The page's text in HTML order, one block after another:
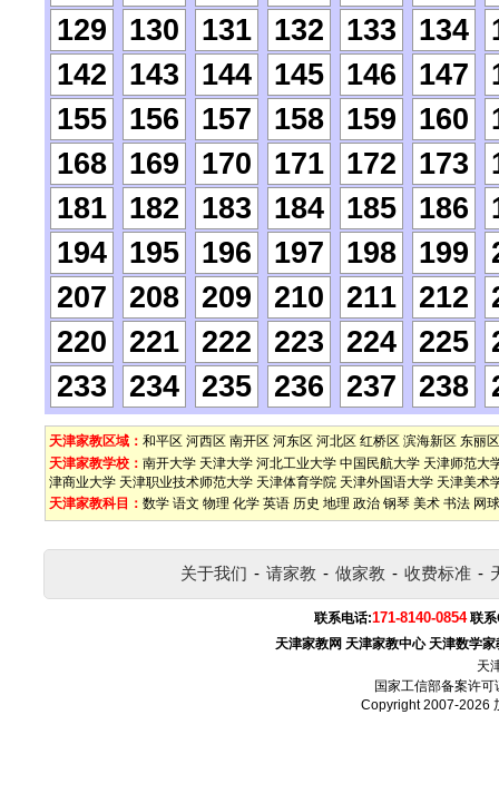
129
130 131 132 133 134
142
143 144 145 146 147
155
156 157 158 159 160
168
169 170 171 172 173
181
182 183 184 185 186
194
195 196 197 198 199
207
208 209 210 211 212
220
221 222 223 224 225
233
234 235 236 237 238
天津家教区域： 和平区 河西区 南开区 河东区 河北区 红桥区 滨海新区 东丽区
天津家教学校： 南开大学 天津大学 河北工业大学 中国民航大学 天津师范大
津商业大学 天津职业技术师范大学 天津体育学院 天津外国语大学 天津美术
天津家教科目： 数学 语文 物理 化学 英语 历史 地理 政治 钢琴 美术 书法 网球
关于我们 - 请家教 - 做家教 - 收费标准 -
联系电话:171-8140-0854 联
天津家教网 天津家教中心 天津数学家
天
国家工信部备案许可
Copyright 2007-2026